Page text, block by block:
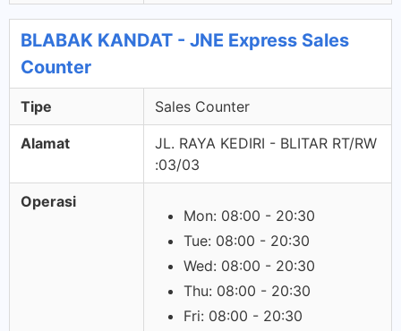
BLABAK KANDAT - JNE Express Sales
Counter
Tipe Sales Counter
Alamat
JL. RAYA KEDIRI - BLITAR RT/RW
:03/03
Operasi
Mon: 08:00 - 20:30
Tue: 08:00 - 20:30
Wed: 08:00 - 20:30
Thu: 08:00 - 20:30
Fri: 08:00 - 20:30